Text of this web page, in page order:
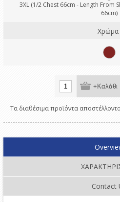
3XL (1/2 Chest 66cm - Length From
66cm)
Τα διαθέσιμα προϊόντα
Contact